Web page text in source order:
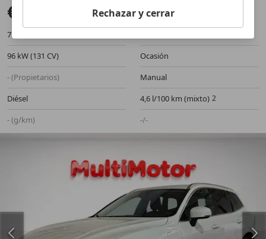
€ 16.990 Precio justo
71.000 km
96 kW (131 CV)
Ocasión
- (Propietarios)
Manual
Diésel
4,6 l/100 km (mixto)
- (g/km)
-/-
Rechazar y cerrar